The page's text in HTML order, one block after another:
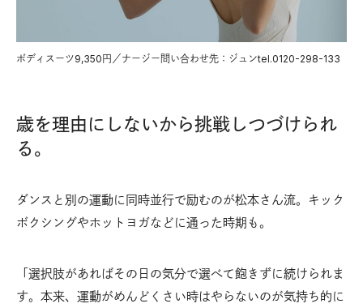
ボディスーツ9,350円／ナージー問い合わせ先：ジュンtel.0120-298-133
歳を理由にしないから挑戦しつづけられ
る。
ダンスと別の運動に同時並行で励むのが松本さん流。キック
ボクシングやホットヨガなどに通った時期も。
「選択肢があればその日の気分で選べて飽きずに続けられま
す。本来、運動がめんどくさい時はやらないのが気持ち的に